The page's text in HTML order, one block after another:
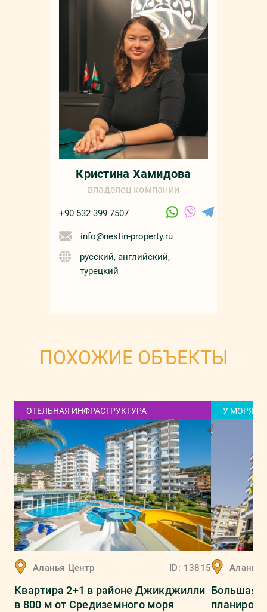
Кристина Хамидова
владелец компании
+90 532 399 7507
info@nestin-property.ru
русский, английский,
турецкий
ПОХОЖИЕ ОБЪЕКТЫ
ОТЕЛЬНАЯ ИНФРАСТРУКТУРА
Аланья Центр ID: 13815
Квартира 2+1 в районе Джикджилли
в 800 м от Средиземного моря
У МОРЯ
Аланья
Большая